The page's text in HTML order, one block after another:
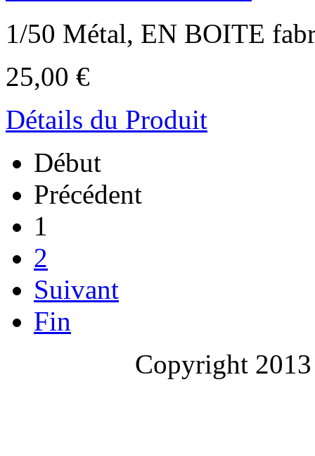
1/50 Métal, EN BOITE
25,00 €
Détails du Produit
Début
Précédent
1
2
Suivant
Fin
Copyright